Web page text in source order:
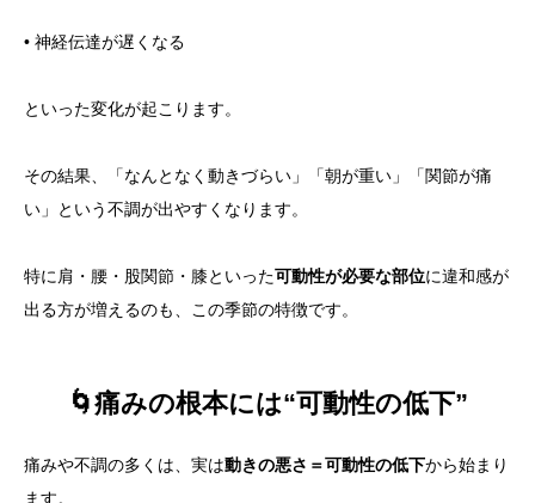
• 神経伝達が遅くなる
といった変化が起こります。
その結果、「なんとなく動きづらい」「朝が重い」「関節が痛
い」という不調が出やすくなります。
特に肩・腰・股関節・膝といった可動性が必要な部位に違和感が
出る方が増えるのも、この季節の特徴です。
🌀痛みの根本には“可動性の低下”
痛みや不調の多くは、実は動きの悪さ＝可動性の低下から始まり
ます。